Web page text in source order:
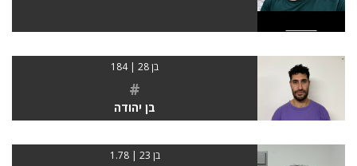
בן 28 | 184
#
בן יהודה
בן 23 | 1.78